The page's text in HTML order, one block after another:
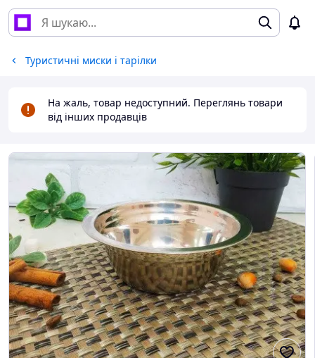
Туристичні миски і тарілки
На жаль, товар недоступний. Переглянь товари
від інших продавців